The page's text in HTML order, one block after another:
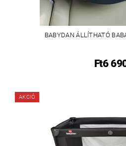
BABYDAN ÁLLÍTHATÓ
Ft6
AKCIÓ